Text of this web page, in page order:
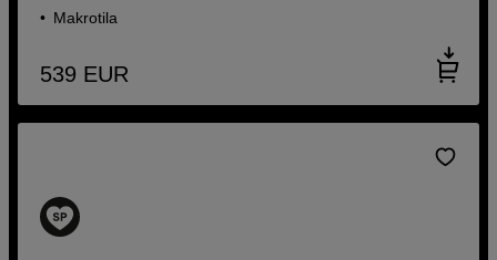
Makrotila
539 EUR